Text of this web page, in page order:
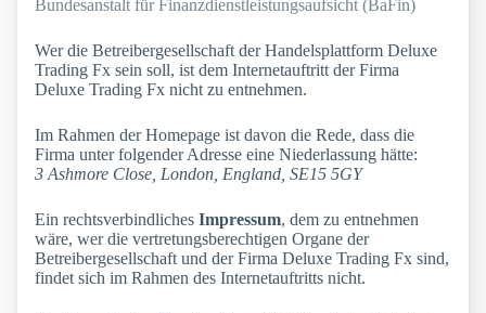
Bundesanstalt für Finanzdienstleistungsaufsicht (BaFin)
Wer die Betreibergesellschaft der Handelsplattform Deluxe
Trading Fx sein soll, ist dem Internetauftritt der Firma
Deluxe Trading Fx nicht zu entnehmen.
Im Rahmen der Homepage ist davon die Rede, dass die
Firma unter folgender Adresse eine Niederlassung hätte:
3 Ashmore Close, London, England, SE15 5GY
Ein rechtsverbindliches Impressum, dem zu entnehmen
wäre, wer die vertretungsberechtigen Organe der
Betreibergesellschaft und der Firma Deluxe Trading Fx sind,
findet sich im Rahmen des Internetauftritts nicht.